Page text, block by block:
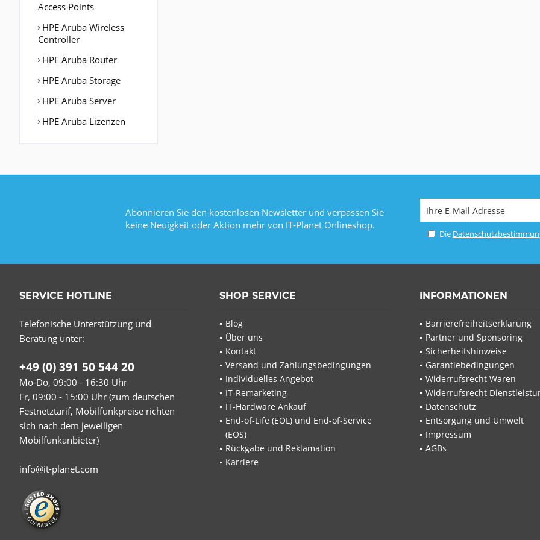
Access Points
HPE Aruba Wireless
Controller
HPE Aruba Router
HPE Aruba Storage
HPE Aruba Server
HPE Aruba Lizenzen
Abonnieren Sie den kostenlosen Newsletter und verpassen Sie
keine Neuigkeit oder Aktion mehr von IT-Planet Onlineshop.
Die
SERVICE HOTLINE
Telefonische Unterstützung und
Beratung unter:
+49 (0) 391 50 544 20
Mo-Do, 09:00 - 16:30 Uhr
Fr, 09:00 - 15:00 Uhr (zum deutschen
Festnetztarif, Mobilfunkpreise richten
sich nach dem jeweiligen
Mobilfunkanbieter)
info@it-planet.com
SHOP SERVICE
Blog
Über uns
Kontakt
Versand und Zahlungsbedingungen
Individuelles Angebot
IT-Remarketing
IT-Hardware Ankauf
End-of-Life (EOL) und End-of-Service
(EOS)
Rückgabe und Reklamation
Karriere
INFORMATIONEN
Barrierefreiheitserklärung
Partner und Sponsoring
Sicherheitshinweise
Garantiebedingungen
Widerrufsrecht Waren
Widerrufsrecht
Datenschutz
Entsorgung und Umwelt
Impressum
AGBs